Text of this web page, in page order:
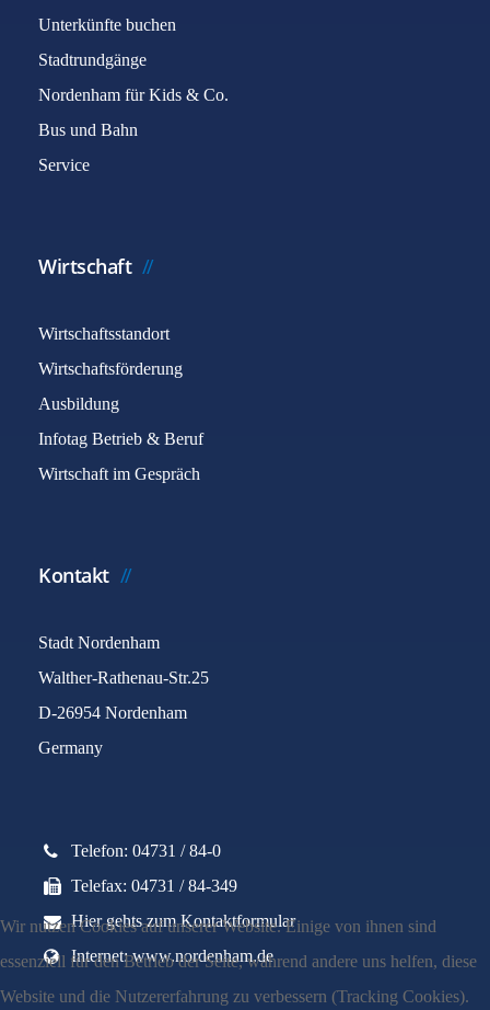
Unterkünfte buchen
Stadtrundgänge
Nordenham für Kids & Co.
Bus und Bahn
Service
Wirtschaft
Wirtschaftsstandort
Wirtschaftsförderung
Ausbildung
Infotag Betrieb & Beruf
Wirtschaft im Gespräch
Kontakt
Stadt Nordenham
Walther-Rathenau-Str.25
D-26954 Nordenham
Germany
Telefon: 04731 / 84-0
Telefax: 04731 / 84-349
Hier gehts zum Kontaktformular
Internet: www.nordenham.de
Wir nutzen Cookies auf unserer Website. Einige von ihnen sind
essenziell für den Betrieb der Seite, während andere uns helfen, diese
Website und die Nutzererfahrung zu verbessern (Tracking Cookies).